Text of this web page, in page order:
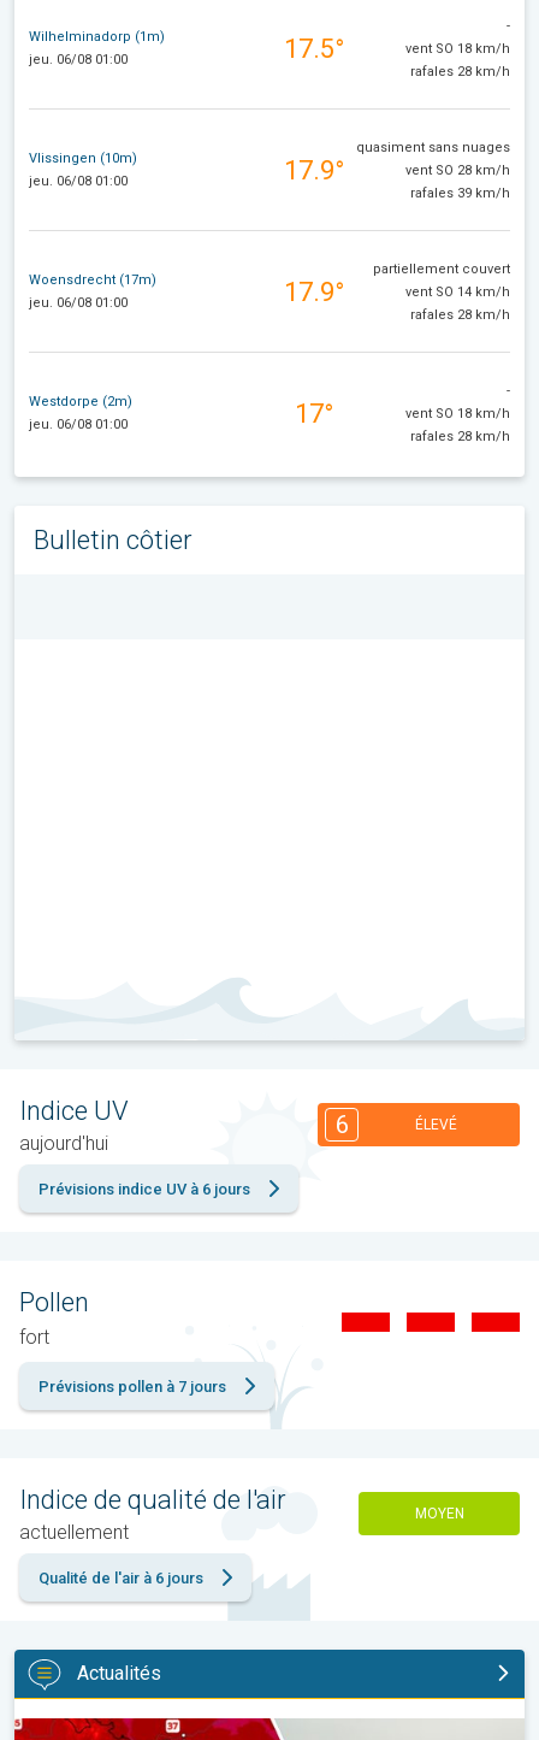
Wilhelminadorp (1m)
jeu. 06/08 01:00
17.5°
-
vent SO 18 km/h
rafales 28 km/h
Vlissingen (10m)
jeu. 06/08 01:00
17.9°
quasiment sans nuages
vent SO 28 km/h
rafales 39 km/h
Woensdrecht (17m)
jeu. 06/08 01:00
17.9°
partiellement couvert
vent SO 14 km/h
rafales 28 km/h
Westdorpe (2m)
jeu. 06/08 01:00
17°
-
vent SO 18 km/h
rafales 28 km/h
Bulletin côtier
Indice UV
aujourd'hui
6 ÉLEVÉ
Prévisions indice UV à 6 jours
Pollen
fort
Prévisions pollen à 7 jours
Indice de qualité de l'air
actuellement
MOYEN
Qualité de l'air à 6 jours
Actualités
Des températures supérieures à 40°C. Canicule Europe de